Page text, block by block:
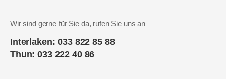
Wir sind gerne für Sie da, rufen Sie uns an
Interlaken: 033 822 85 88
Thun: 033 222 40 86